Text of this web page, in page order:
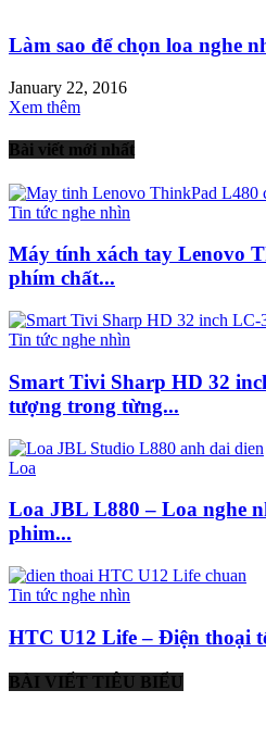
Làm sao để chọn loa nghe
January 22, 2016
Xem thêm
Bài viết mới nhất
Tin tức nghe nhìn
Máy tính xách tay Lenovo
phím chất...
Tin tức nghe nhìn
Smart Tivi Sharp HD 32
tượng trong từng...
Loa
Loa JBL L880 – Loa nghe
phim...
Tin tức nghe nhìn
HTC U12 Life – Điện thoại
BÀI VIẾT TIÊU BIỂU